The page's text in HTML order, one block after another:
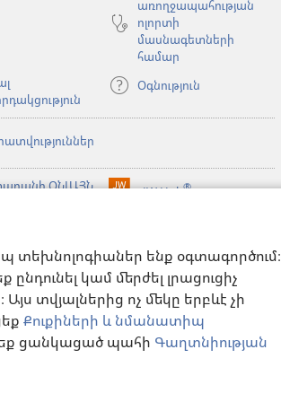
տեխնոլոգիաներ ենք օգտագործում։
կամ մերժել լրացուցիչ
տվյալներից ոչ մեկը երբևէ չի
Քուքիների և նմանատիպ
եք ցանկացած պահի Գաղտնիության
առողջապահության
ոլորտի
մասնագետների
համար
Օգնություն
ՕՆԼԱՅՆ
JW Hub®
պատուհան)